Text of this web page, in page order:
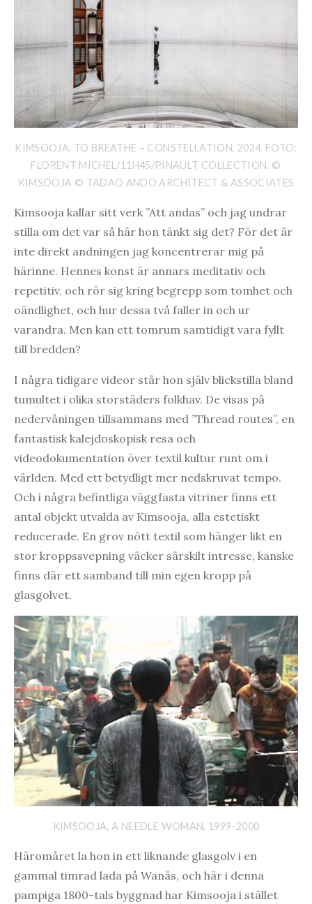
KIMSOOJA, TO BREATHE – CONSTELLATION, 2024. FOTO:
FLORENT MICHEL/11H45/PINAULT COLLECTION. ©
KIMSOOJA © TADAO ANDO ARCHITECT & ASSOCIATES
Kimsooja kallar sitt verk ”Att andas” och jag undrar
stilla om det var så här hon tänkt sig det? För det är
inte direkt andningen jag koncentrerar mig på
härinne. Hennes konst är annars meditativ och
repetitiv, och rör sig kring begrepp som tomhet och
oändlighet, och hur dessa två faller in och ur
varandra. Men kan ett tomrum samtidigt vara fyllt
till bredden?
I några tidigare videor står hon själv blickstilla bland
tumultet i olika storstäders folkhav. De visas på
nedervåningen tillsammans med ”Thread routes”, en
fantastisk kalejdoskopisk resa och
videodokumentation över textil kultur runt om i
världen. Med ett betydligt mer nedskruvat tempo.
Och i några befintliga väggfasta vitriner finns ett
antal objekt utvalda av Kimsooja, alla estetiskt
reducerade. En grov nött textil som hänger likt en
stor kroppssvepning väcker särskilt intresse, kanske
finns där ett samband till min egen kropp på
glasgolvet.
KIMSOOJA, A NEEDLE WOMAN, 1999-2000
Häromåret la hon in ett liknande glasgolv i en
gammal timrad lada på Wanås, och här i denna
pampiga 1800-tals byggnad har Kimsooja i stället